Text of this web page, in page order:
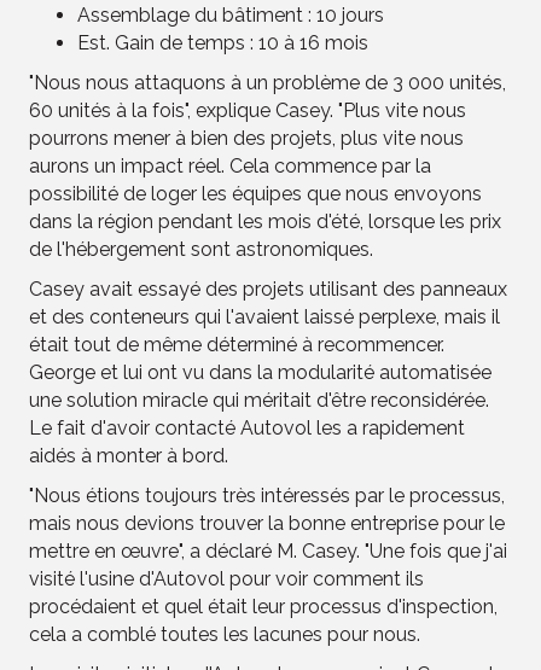
Assemblage du bâtiment : 10 jours
Est. Gain de temps : 10 à 16 mois
"Nous nous attaquons à un problème de 3 000 unités,
60 unités à la fois", explique Casey. "Plus vite nous
pourrons mener à bien des projets, plus vite nous
aurons un impact réel. Cela commence par la
possibilité de loger les équipes que nous envoyons
dans la région pendant les mois d'été, lorsque les prix
de l'hébergement sont astronomiques.
Casey avait essayé des projets utilisant des panneaux
et des conteneurs qui l'avaient laissé perplexe, mais il
était tout de même déterminé à recommencer.
George et lui ont vu dans la modularité automatisée
une solution miracle qui méritait d'être reconsidérée.
Le fait d'avoir contacté Autovol les a rapidement
aidés à monter à bord.
"Nous étions toujours très intéressés par le processus,
mais nous devions trouver la bonne entreprise pour le
mettre en œuvre", a déclaré M. Casey. "Une fois que j'ai
visité l'usine d'Autovol pour voir comment ils
procédaient et quel était leur processus d'inspection,
cela a comblé toutes les lacunes pour nous.